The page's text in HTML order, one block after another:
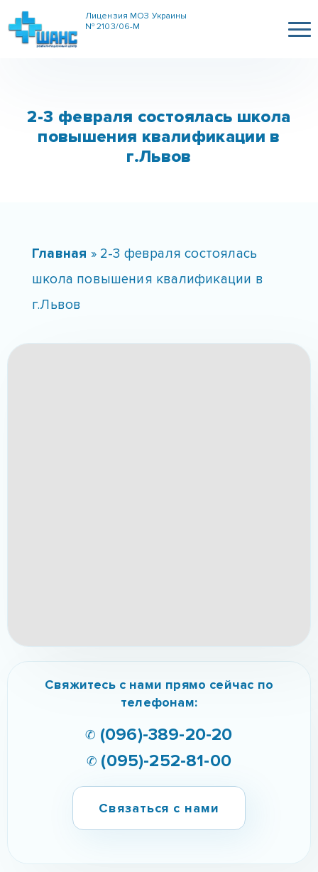
Лицензия МОЗ Украины
№ 2103/06-М
2-3 февраля состоялась школа
повышения квалификации в
г.Львов
Главная » 2-3 февраля состоялась
школа повышения квалификации в
г.Львов
Свяжитесь с нами прямо сейчас по
телефонам:
✆ (096)-389-20-20
✆ (095)-252-81-00
Связаться с нами